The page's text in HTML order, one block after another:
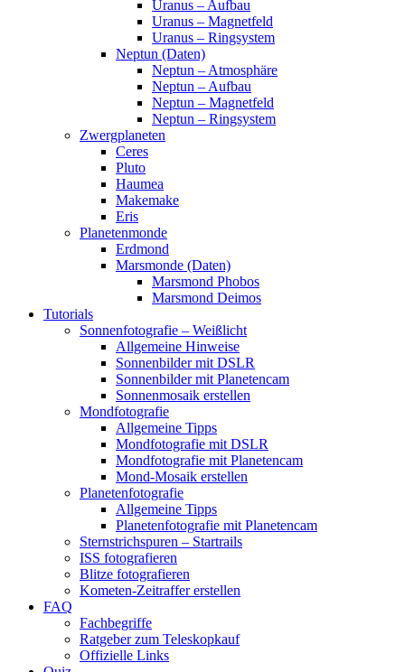
Uranus – Aufbau
Uranus – Magnetfeld
Uranus – Ringsystem
Neptun (Daten)
Neptun – Atmosphäre
Neptun – Aufbau
Neptun – Magnetfeld
Neptun – Ringsystem
Zwergplaneten
Ceres
Pluto
Haumea
Makemake
Eris
Planetenmonde
Erdmond
Marsmonde (Daten)
Marsmond Phobos
Marsmond Deimos
Tutorials
Sonnenfotografie – Weißlicht
Allgemeine Hinweise
Sonnenbilder mit DSLR
Sonnenbilder mit Planetencam
Sonnenmosaik erstellen
Mondfotografie
Allgemeine Tipps
Mondfotografie mit DSLR
Mondfotografie mit Planetencam
Mond-Mosaik erstellen
Planetenfotografie
Allgemeine Tipps
Planetenfotografie mit Planetencam
Sternstrichspuren – Startrails
ISS fotografieren
Blitze fotografieren
Kometen-Zeitraffer erstellen
FAQ
Fachbegriffe
Ratgeber zum Teleskopkauf
Offizielle Links